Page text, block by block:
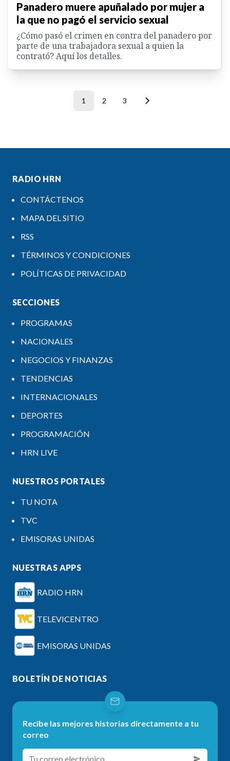
Panadero muere apuñalado por mujer a
la que no pagó el servicio sexual
¿Cómo pasó el crimen en contra del panadero por
parte de una trabajadora sexual a quien la
contrató? Aquí los detalles.
1 2 3
RADIO HRN
CONTÁCTENOS
MAPA DEL SITIO
RSS
TÉRMINOS Y CONDICIONES
POLÍTICAS DE PRIVACIDAD
SECCIONES
PROGRAMAS
NACIONALES
NEGOCIOS Y FINANZAS
TENDENCIAS
INTERNACIONALES
DEPORTES
PROGRAMACIÓN
HRN LIVE
NUESTROS PORTALES
TU NOTA
TVC
EMISORAS UNIDAS
NUESTRAS APPS
RADIO HRN
TELEVICENTRO
EMISORAS UNIDAS
BOLETÍN DE NOTICIAS
Recibe las mejores historias directamente a tu
correo